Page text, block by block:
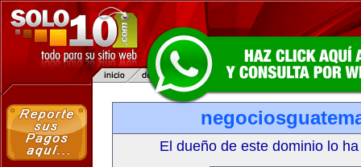
El dueño de este dominio lo